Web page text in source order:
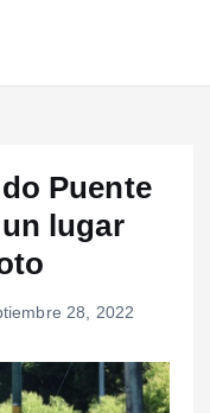
Puente
lugar
28, 2022